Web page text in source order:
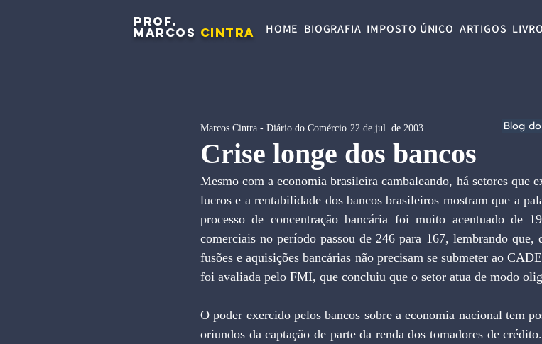
PROF.
MARCOS CINTRA HOME BIOGRAFIA IMPOSTO ÚNICO ARTIGOS
Crise longe dos bancos
Marcos Cintra - Diário do Comércio 22 de jul. de 2003
Mesmo com a economia brasileira cambaleando, há setores que
lucros e a rentabilidade dos bancos brasileiros mostram que a
processo de concentração bancária foi muito acentuado de
comerciais no período passou de 246 para 167, lembrando que,
fusões e aquisições bancárias não precisam se submeter ao
foi avaliada pelo FMI, que concluiu que o setor atua de modo
O poder exercido pelos bancos sobre a economia nacional tem
oriundos da captação de parte da renda dos tomadores de
Blog